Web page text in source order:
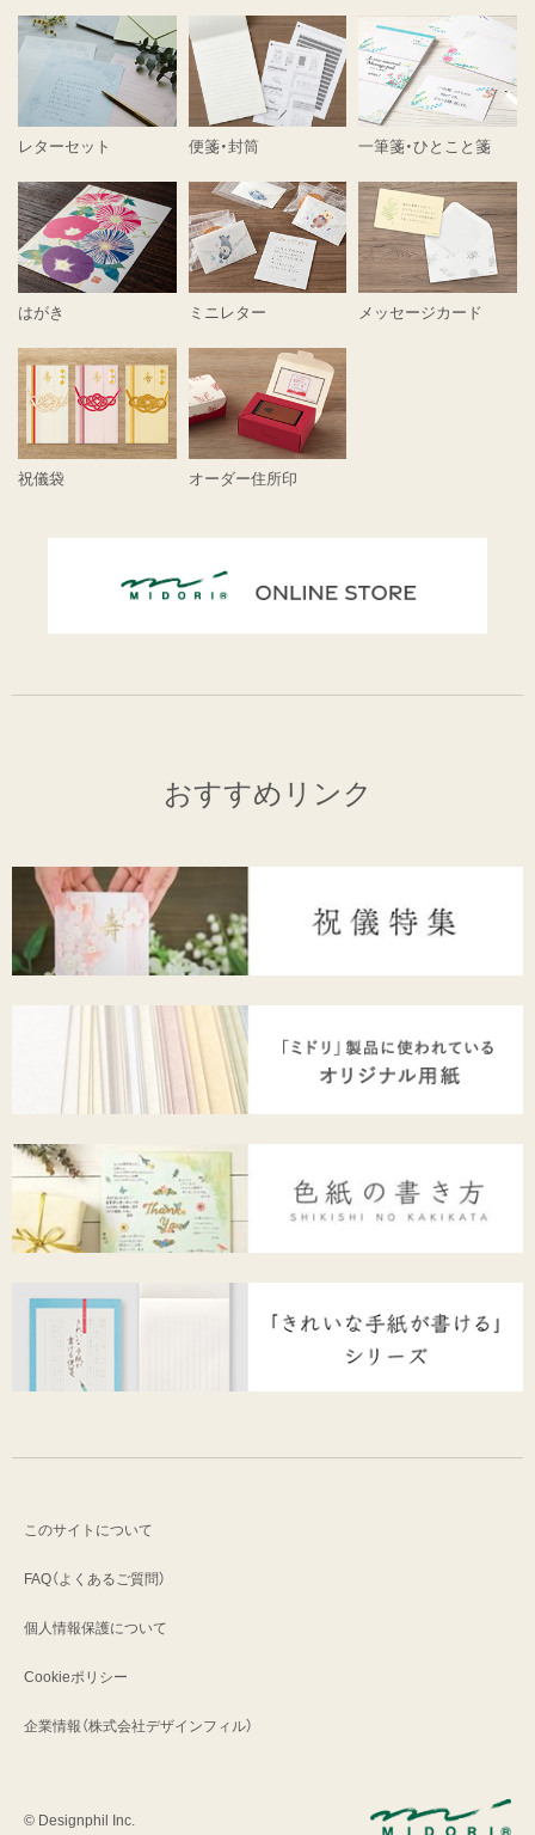
レターセット 便箋・封筒 一筆箋・ひとこと箋
はがき ミニレター メッセージカード
祝儀袋 オーダー住所印
おすすめリンク
このサイトについて
FAQ（よくあるご質問）
個人情報保護について
Cookieポリシー
企業情報（株式会社デザインフィル）
© Designphil Inc.